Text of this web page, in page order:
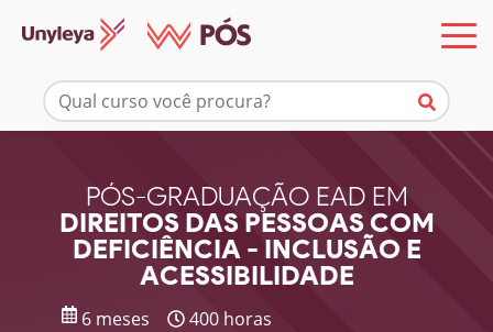
PÓS-GRADUAÇÃO EAD EM
DIREITOS DAS PESSOAS COM
DEFICIÊNCIA - INCLUSÃO E
ACESSIBILIDADE
6 meses 400 horas
Mais informações